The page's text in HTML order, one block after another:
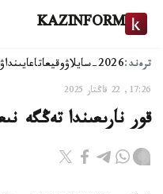
KAZINFORM
ترەند:2026-سايلاۋ وقيعاتاعايىنداۋ
17:26, 22 قاڭتار 2025
قور نارىعىندا تەڭگە